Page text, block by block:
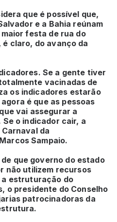
que é possível que,
e a Bahia reúnam
festa de rua do
claro, do avanço da
Se a gente tiver
vacinadas de
os indicadores estarão
é que as pessoas
vai assegurar a
o indicador cair, a
da
Sampaio.
que governo do estado
não utilizem recursos
a estruturação do
o presidente do Conselho
patrocinadoras da